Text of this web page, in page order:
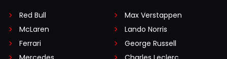
Red Bull
McLaren
Ferrari
Max Verstappen
Lando Norris
George Russell